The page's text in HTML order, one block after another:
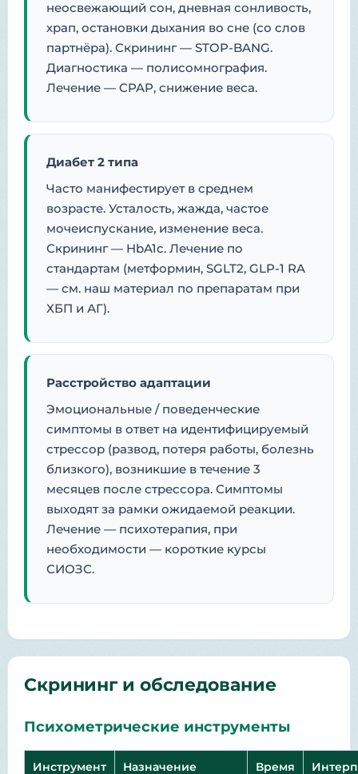
неосвежающий сон, дневная сонливость,
храп, остановки дыхания во сне (со слов
партнёра). Скрининг — STOP-BANG.
Диагностика — полисомнография.
Лечение — CPAP, снижение веса.
Диабет 2 типа
Часто манифестирует в среднем
возрасте. Усталость, жажда, частое
мочеиспускание, изменение веса.
Скрининг — HbA1c. Лечение по
стандартам (метформин, SGLT2, GLP-1 RA
— см. наш материал по препаратам при
ХБП и АГ).
Расстройство адаптации
Эмоциональные / поведенческие
симптомы в ответ на идентифицируемый
стрессор (развод, потеря работы, болезнь
близкого), возникшие в течение 3
месяцев после стрессора. Симптомы
выходят за рамки ожидаемой реакции.
Лечение — психотерапия, при
необходимости — короткие курсы
СИОЗС.
Скрининг и обследование
Психометрические инструменты
Инструмент Назначение Время